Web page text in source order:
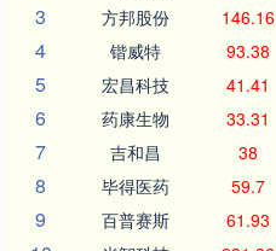
3 方邦股份 146.16
4 锴威特 93.38
5 宏昌科技 41.41
6 药康生物 33.31
7 吉和昌 38
8 毕得医药 59.7
9 百普赛斯 61.93